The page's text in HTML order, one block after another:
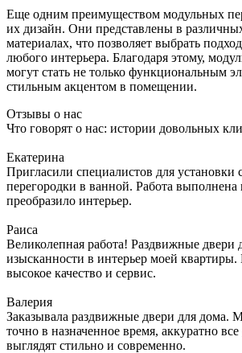
Еще одним преимуществом модульных
их дизайн. Они представлены в
материалах, что позволяет выбрать
любого интерьера. Благодаря этому,
могут стать не только функциональным
стильным акцентом в помещении.
Отзывы о нас
Что говорят о нас: истории довольных
Екатерина
Пригласили специалистов для установки
перегородки в ванной. Работа выполнена
преобразило интерьер.
Раиса
Великолепная работа! Раздвижные двери
изысканности в интерьер моей квартиры.
высокое качество и сервис.
Валерия
Заказывала раздвижные двери для дома.
точно в назначенное время, аккуратно
выглядят стильно и современно.